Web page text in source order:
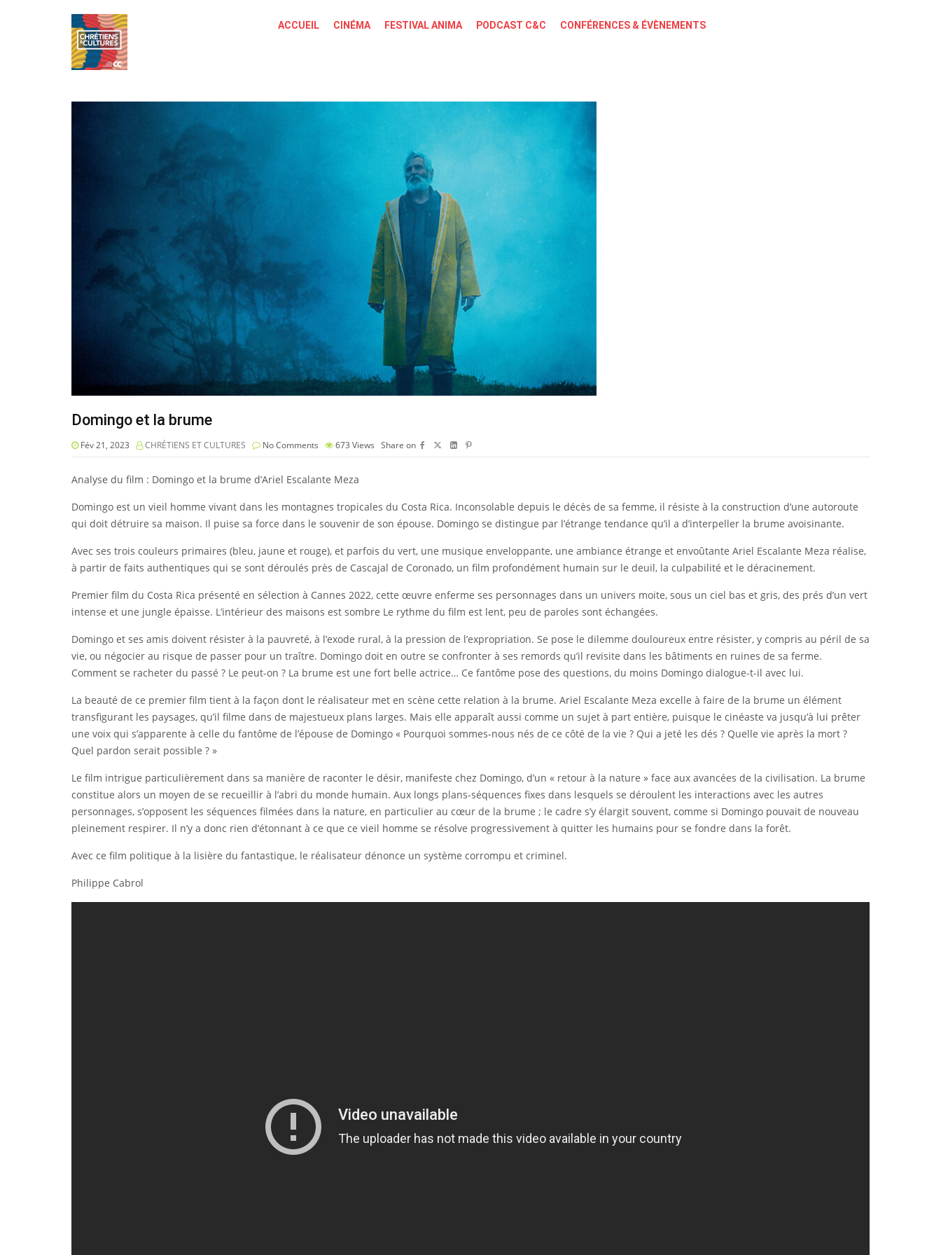
ACCUEIL CINÉMA FESTIVAL ANIMA PODCAST C&C CONFÉRENCES & ÉVÈNEMENTS
Domingo et la brume
Fév 21, 2023 CHRÉTIENS ET CULTURES No Comments 673 Views Share on
Analyse du film : Domingo et la brume d’Ariel Escalante Meza
Domingo est un vieil homme vivant dans les montagnes tropicales du Costa Rica. Inconsolable depuis le décès de sa femme, il résiste à la construction d’une autoroute
qui doit détruire sa maison. Il puise sa force dans le souvenir de son épouse. Domingo se distingue par l’étrange tendance qu’il a d’interpeller la brume avoisinante.
Avec ses trois couleurs primaires (bleu, jaune et rouge), et parfois du vert, une musique enveloppante, une ambiance étrange et envoûtante Ariel Escalante Meza réalise,
à partir de faits authentiques qui se sont déroulés près de Cascajal de Coronado, un film profondément humain sur le deuil, la culpabilité et le déracinement.
Premier film du Costa Rica présenté en sélection à Cannes 2022, cette œuvre enferme ses personnages dans un univers moite, sous un ciel bas et gris, des prés d’un vert
intense et une jungle épaisse. L’intérieur des maisons est sombre Le rythme du film est lent, peu de paroles sont échangées.
Domingo et ses amis doivent résister à la pauvreté, à l’exode rural, à la pression de l’expropriation. Se pose le dilemme douloureux entre résister, y compris au péril de sa
vie, ou négocier au risque de passer pour un traître. Domingo doit en outre se confronter à ses remords qu’il revisite dans les bâtiments en ruines de sa ferme.
Comment se racheter du passé ? Le peut-on ? La brume est une fort belle actrice… Ce fantôme pose des questions, du moins Domingo dialogue-t-il avec lui.
La beauté de ce premier film tient à la façon dont le réalisateur met en scène cette relation à la brume. Ariel Escalante Meza excelle à faire de la brume un élément
transfigurant les paysages, qu’il filme dans de majestueux plans larges. Mais elle apparaît aussi comme un sujet à part entière, puisque le cinéaste va jusqu’à lui prêter
une voix qui s’apparente à celle du fantôme de l’épouse de Domingo « Pourquoi sommes-nous nés de ce côté de la vie ? Qui a jeté les dés ? Quelle vie après la mort ?
Quel pardon serait possible ? »
Le film intrigue particulièrement dans sa manière de raconter le désir, manifeste chez Domingo, d’un « retour à la nature » face aux avancées de la civilisation. La brume
constitue alors un moyen de se recueillir à l’abri du monde humain. Aux longs plans-séquences fixes dans lesquels se déroulent les interactions avec les autres
personnages, s’opposent les séquences filmées dans la nature, en particulier au cœur de la brume ; le cadre s’y élargit souvent, comme si Domingo pouvait de nouveau
pleinement respirer. Il n’y a donc rien d’étonnant à ce que ce vieil homme se résolve progressivement à quitter les humains pour se fondre dans la forêt.
Avec ce film politique à la lisière du fantastique, le réalisateur dénonce un système corrompu et criminel.
Philippe Cabrol